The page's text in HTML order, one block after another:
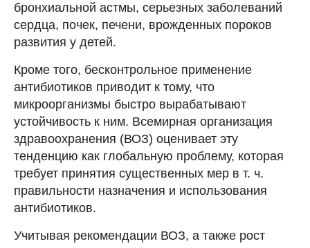
бронхиальной астмы, серьезных заболеваний
сердца, почек, печени, врожденных пороков
развития у детей.
Кроме того, бесконтрольное применение
антибиотиков приводит к тому, что
микроорганизмы быстро вырабатывают
устойчивость к ним. Всемирная организация
здравоохранения (ВОЗ) оценивает эту
тенденцию как глобальную проблему, которая
требует принятия существенных мер в т. ч.
правильности назначения и использования
антибиотиков.
Учитывая рекомендации ВОЗ, а также рост